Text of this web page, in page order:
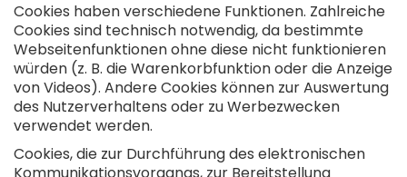
Cookies haben verschiedene Funktionen. Zahlreiche
Cookies sind technisch notwendig, da bestimmte
Webseitenfunktionen ohne diese nicht funktionieren
würden (z. B. die Warenkorbfunktion oder die Anzeige
von Videos). Andere Cookies können zur Auswertung
des Nutzerverhaltens oder zu Werbezwecken
verwendet werden.
Cookies, die zur Durchführung des elektronischen